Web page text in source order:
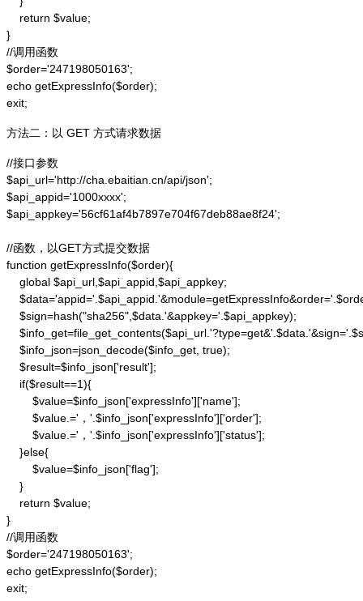
    return $value;
}
//调用函数
$order='247198050163';
echo getExpressInfo($order);
exit;
方法二：以 GET 方式请求数据
//接口参数
$api_url='http://cha.ebaitian.cn/api/json';
$api_appid='1000xxxx';
$api_appkey='56cf61af4b7897e704f67deb88ae8f24';
//函数，以GET方式提交数据
function getExpressInfo($order){
    global $api_url,$api_appid,$api_appkey;
    $sign=hash("sha256",$data.'&appkey='.$api_appkey);
    $info_json=json_decode($info_get, true);
    $result=$info_json['result'];
    if($result==1){
        $value=$info_json['expressInfo']['name'];
        $value.='，'.$info_json['expressInfo']['order'];
        $value.='，'.$info_json['expressInfo']['status'];
    }else{
        $value=$info_json['flag'];
    }
    return $value;
}
//调用函数
$order='247198050163';
echo getExpressInfo($order);
exit;